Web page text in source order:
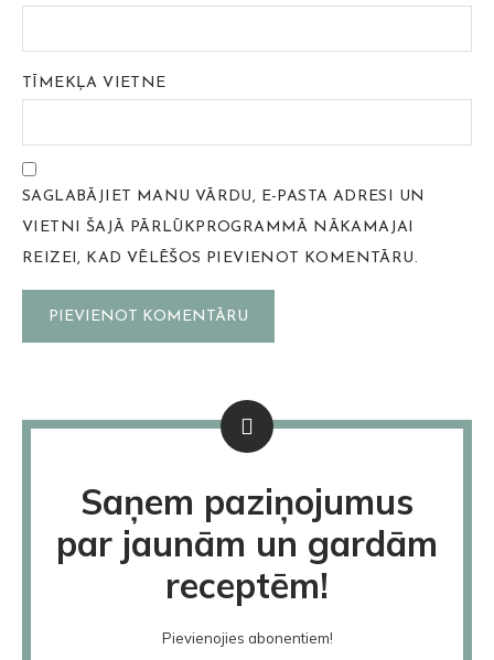
TĪMEKĻA VIETNE
SAGLABĀJIET MANU VĀRDU, E-PASTA ADRESI UN
VIETNI ŠAJĀ PĀRLŪKPROGRAMMĀ NĀKAMAJAI
REIZEI, KAD VĒLĒŠOS PIEVIENOT KOMENTĀRU.
Saņem paziņojumus
par jaunām un gardām
receptēm!
Pievienojies abonentiem!